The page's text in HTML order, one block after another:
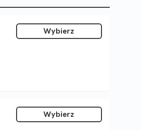
Wybierz
Wybierz